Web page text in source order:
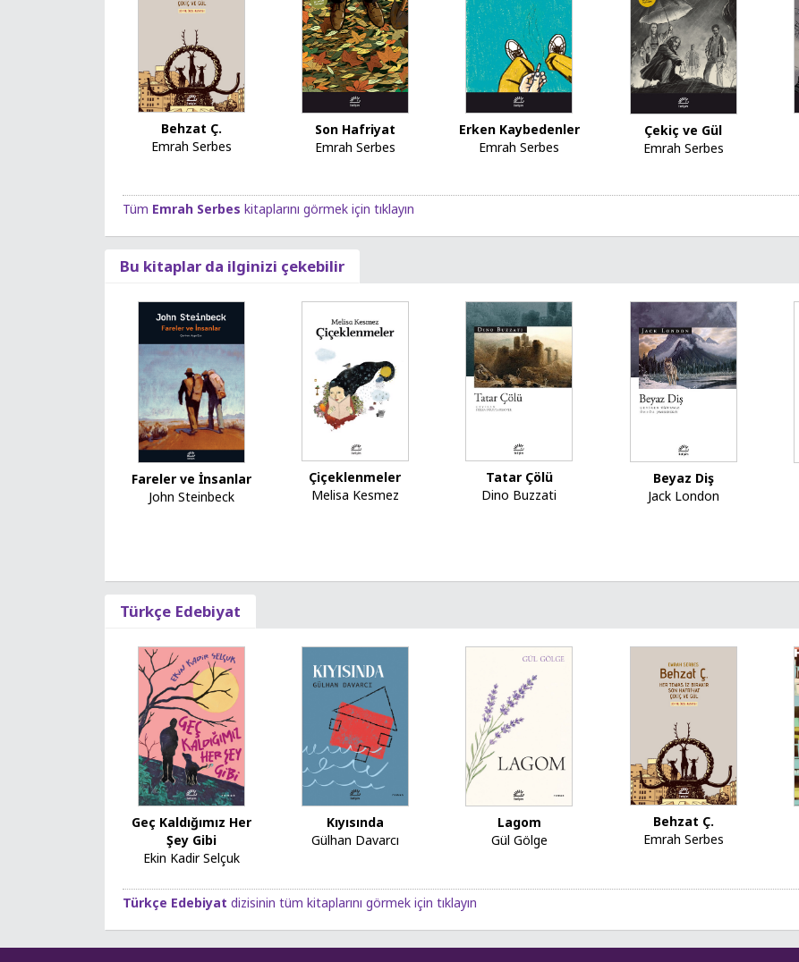
Behzat Ç.
Emrah Serbes
Son Hafriyat
Emrah Serbes
Erken Kaybedenler
Emrah Serbes
Çekiç ve Gül
Emrah Serbes
Tüm Emrah Serbes kitaplarını görmek için tıklayın
Bu kitaplar da ilginizi çekebilir
Fareler ve İnsanlar
John Steinbeck
Çiçeklenmeler
Melisa Kesmez
Tatar Çölü
Dino Buzzati
Beyaz Diş
Jack London
Türkçe Edebiyat
Geç Kaldığımız Her
Şey Gibi
Ekin Kadir Selçuk
Kıyısında
Gülhan Davarcı
Lagom
Gül Gölge
Behzat Ç.
Emrah Serbes
Türkçe Edebiyat dizisinin tüm kitaplarını görmek için tıklayın